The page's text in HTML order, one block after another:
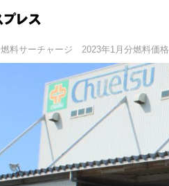
燃料サーチャージ 2023年1月分燃料価格